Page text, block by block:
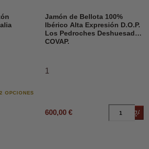
2 OPCIONES
Jamón de Bellota 100%
Ibérico Alta Expresión D.O.P.
Los Pedroches Deshuesado,
COVAP.
1
600,00 €